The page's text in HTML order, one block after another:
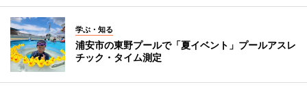
学ぶ・知る
浦安市の東野プールで「夏イベント」プールアスレ
チック・タイム測定